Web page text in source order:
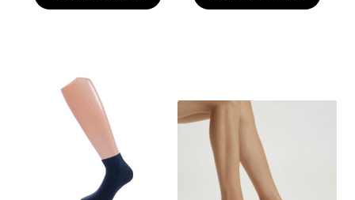
produktet
har
flere
varianter.
Alternativene
kan
produktet
har
flere
varianter.